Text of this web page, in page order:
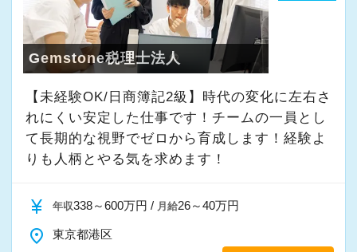
★事務所の理念★
～事業の発展に寄与するために、公正で健全な
会計・税務を通じて、貢献できる価値を提供
し、人生豊かで幸せになるための力となること
～
当事務所では、経営者やそこで働く社員の皆さ
まがより良い未来を実現できるよう、日々業務
に取り組んでいます。
を感じながら、安心して長く働ける事務所であ
りたいと考えています。
Gemstone税理士法人
【未経験OK/日商簿記2級】時代の変化に左右さ
れにくい安定した仕事です！チームの一員とし
て⻑期的な視野でゼロから育成します！経験よ
りも人柄とやる気を求めます！
currency_yen 年収338～600万円 / 月給26～40万円
place 東京都港区